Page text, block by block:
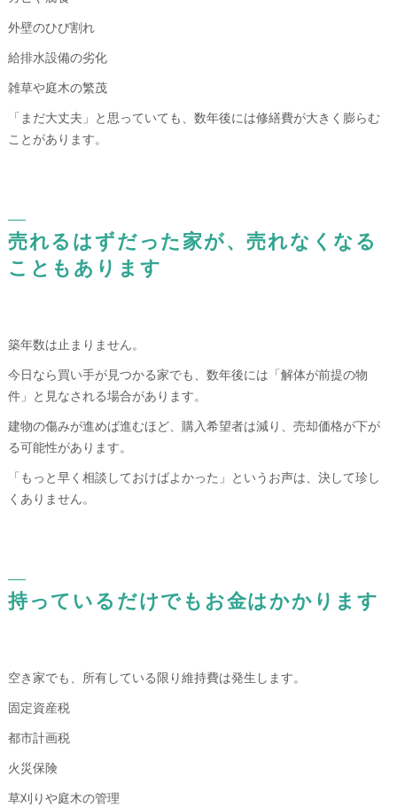
外壁のひび割れ
給排水設備の劣化
雑草や庭木の繁茂
「まだ大丈夫」と思っていても、数年後には修繕費が大きく膨らむ
ことがあります。
売れるはずだった家が、売れなくなる
こともあります
築年数は止まりません。
今日なら買い手が見つかる家でも、数年後には「解体が前提の物
件」と見なされる場合があります。
建物の傷みが進めば進むほど、購入希望者は減り、売却価格が下が
る可能性があります。
「もっと早く相談しておけばよかった」というお声は、決して珍し
くありません。
持っているだけでもお金はかかります
空き家でも、所有している限り維持費は発生します。
固定資産税
都市計画税
火災保険
草刈りや庭木の管理